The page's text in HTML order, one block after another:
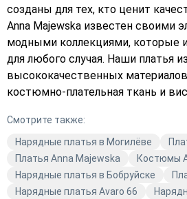
созданы для тех, кто ценит
Anna Majewska известен своими
модными коллекциями, которые
для любого случая. Наши платья изготовлены из
высококачественных
костюмно-плательная ткань и
отличным выбором для
мероприятий. В ассортименте представлены платья в
различных стилях — от
праздничного. Вы сможете
вариант для любого образа. Не упустите возможность
Смотрите также:
Нарядные платья в Могилёве
Платья Anna Majewska
Костюмы
Нарядные платья в Бобруйске
Нарядные платья Avaro 66